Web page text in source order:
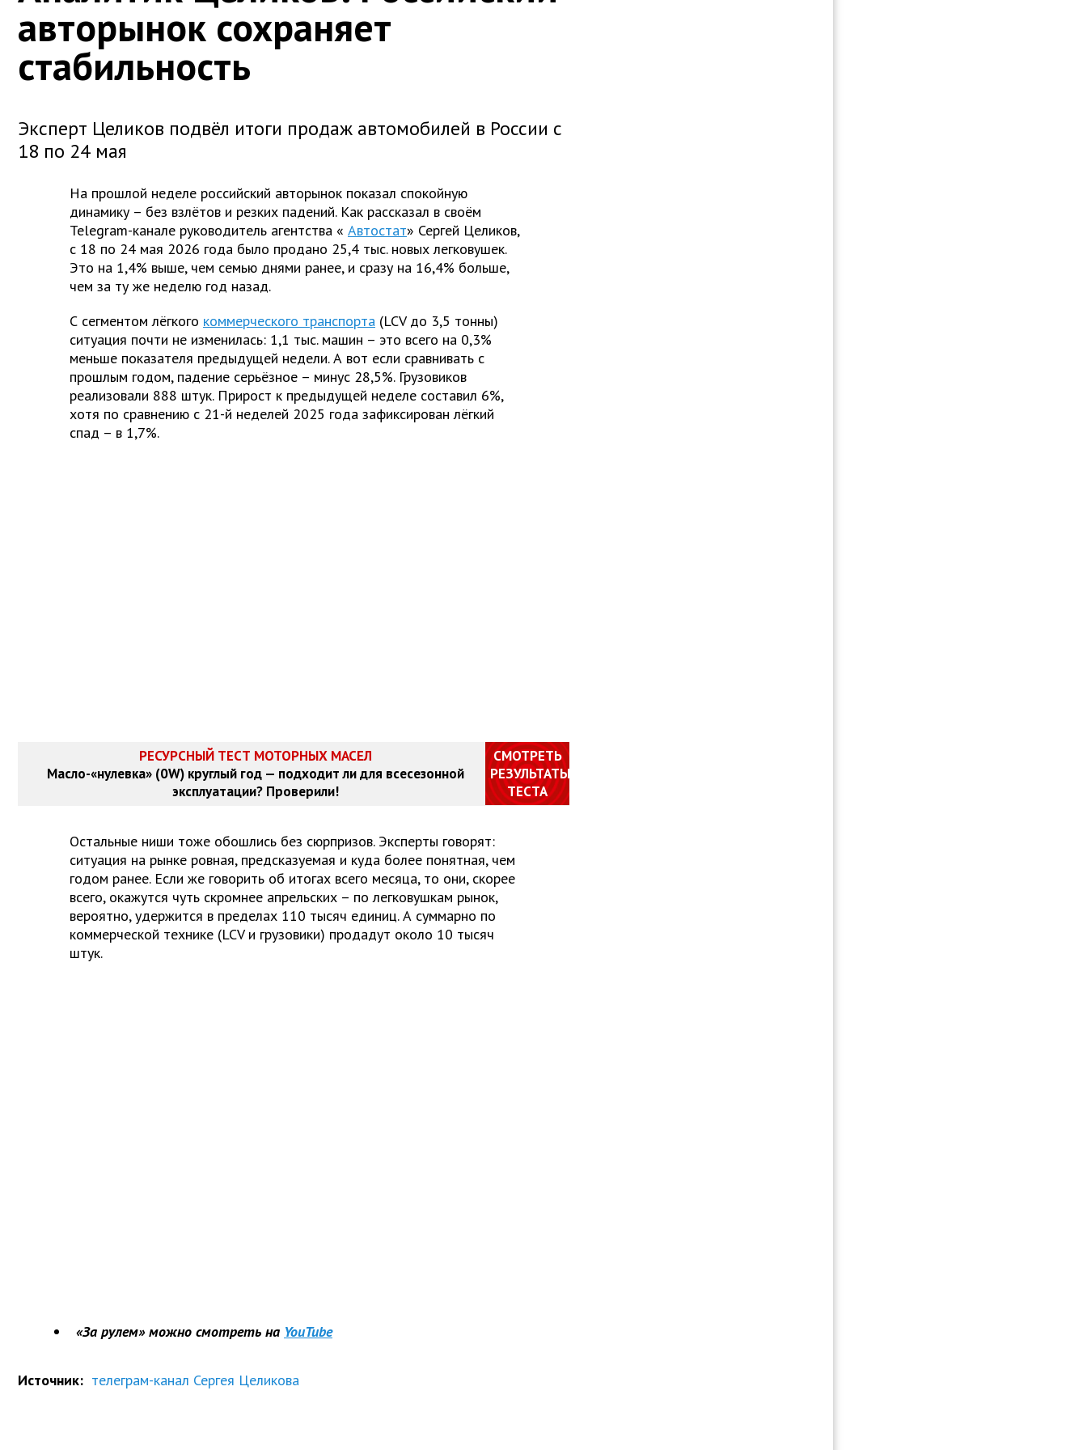
авторынок сохраняет
стабильность
Эксперт Целиков подвёл итоги продаж автомобилей в России с
18 по 24 мая
На прошлой неделе российский авторынок показал спокойную
динамику – без взлётов и резких падений. Как рассказал в своём
Telegram-канале руководитель агентства « Автостат» Сергей Целиков,
с 18 по 24 мая 2026 года было продано 25,4 тыс. новых легковушек.
Это на 1,4% выше, чем семью днями ранее, и сразу на 16,4% больше,
чем за ту же неделю год назад.
С сегментом лёгкого коммерческого транспорта (LCV до 3,5 тонны)
ситуация почти не изменилась: 1,1 тыс. машин – это всего на 0,3%
меньше показателя предыдущей недели. А вот если сравнивать с
прошлым годом, падение серьёзное – минус 28,5%. Грузовиков
реализовали 888 штук. Прирост к предыдущей неделе составил 6%,
хотя по сравнению с 21-й неделей 2025 года зафиксирован лёгкий
спад – в 1,7%.
РЕСУРСНЫЙ ТЕСТ МОТОРНЫХ МАСЕЛ
Масло-«нулевка» (0W) круглый год — подходит ли для всесезонной
эксплуатации? Проверили!
СМОТРЕТЬ
РЕЗУЛЬТАТЫ
ТЕСТА
Остальные ниши тоже обошлись без сюрпризов. Эксперты говорят:
ситуация на рынке ровная, предсказуемая и куда более понятная, чем
годом ранее. Если же говорить об итогах всего месяца, то они, скорее
всего, окажутся чуть скромнее апрельских – по легковушкам рынок,
вероятно, удержится в пределах 110 тысяч единиц. А суммарно по
коммерческой технике (LCV и грузовики) продадут около 10 тысяч
штук.
«За рулем» можно смотреть на YouTube
Источник: телеграм-канал Сергея Целикова